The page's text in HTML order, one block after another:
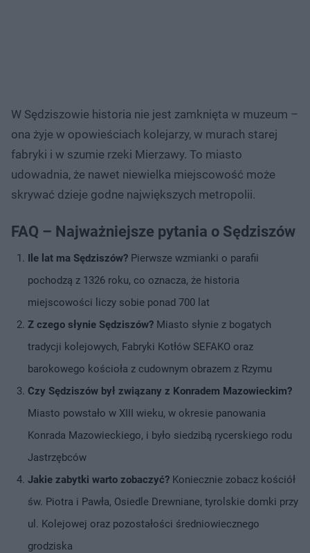
W Sędziszowie historia nie jest zamknięta w muzeum –
ona żyje w opowieściach kolejarzy, w murach starej
fabryki i w szumie rzeki Mierzawy. To miasto
udowadnia, że nawet niewielka miejscowość może
skrywać dzieje godne największych metropolii.
FAQ – Najważniejsze pytania o Sędziszów
Ile lat ma Sędziszów? Pierwsze wzmianki o parafii
pochodzą z 1326 roku, co oznacza, że historia
miejscowości liczy sobie ponad 700 lat
Z czego słynie Sędziszów? Miasto słynie z bogatych
tradycji kolejowych, Fabryki Kotłów SEFAKO oraz
barokowego kościoła z cudownym obrazem z Rzymu
Czy Sędziszów był związany z Konradem Mazowieckim?
Miasto powstało w XIII wieku, w okresie panowania
Konrada Mazowieckiego, i było siedzibą rycerskiego rodu
Jastrzębców
Jakie zabytki warto zobaczyć? Koniecznie zobacz kościół
św. Piotra i Pawła, Osiedle Drewniane, tyrolskie domki przy
ul. Kolejowej oraz pozostałości średniowiecznego
grodziska